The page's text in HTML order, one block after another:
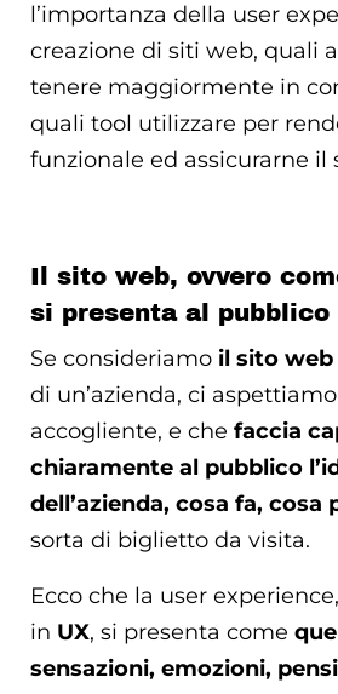
l’importanza della user
creazione di siti web, quali
tenere maggiormente in
quali tool utilizzare per
funzionale ed assicurarne il
Il sito web, ovvero
si presenta al pubblico
Se consideriamo il sito web
di un’azienda, ci
accogliente, e che faccia
chiaramente al pubblico
dell’azienda, cosa fa, cosa
sorta di biglietto da visita.
Ecco che la user
in UX, si presenta come
sensazioni, emozioni,